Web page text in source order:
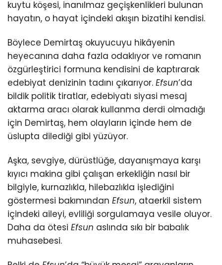
kuytu köşesi, inanılmaz geçişkenlikleri bulunan
hayatın, o hayat içindeki akışın bizatihi kendisi.
Böylece Demirtaş okuyucuyu hikâyenin
heyecanına daha fazla odaklıyor ve romanın
özgürleştirici formuna kendisini de kaptırarak
edebiyat denizinin tadını çıkarıyor. Efsun’da
bildik politik tiratlar, edebiyatı siyasi mesaj
aktarma aracı olarak kullanma derdi olmadığı
için Demirtaş, hem olayların içinde hem de
üslupta dilediği gibi yüzüyor.
Aşka, sevgiye, dürüstlüğe, dayanışmaya karşı
kıyıcı makina gibi çalışan erkekliğin nasıl bir
bilgiyle, kurnazlıkla, hilebazlıkla işlediğini
göstermesi bakımından Efsun, ataerkil sistem
içindeki aileyi, evliliği sorgulamaya vesile oluyor.
Daha da ötesi Efsun aslında sıkı bir babalık
muhasebesi.